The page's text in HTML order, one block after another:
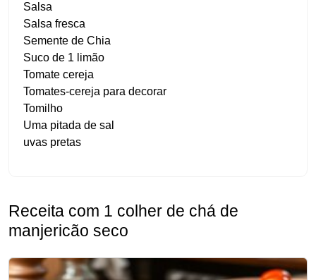
Salsa
Salsa fresca
Semente de Chia
Suco de 1 limão
Tomate cereja
Tomates-cereja para decorar
Tomilho
Uma pitada de sal
uvas pretas
Receita com 1 colher de chá de
manjericão seco